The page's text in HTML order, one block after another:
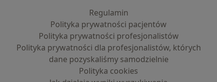
Regulamin
Polityka prywatności pacjentów
Polityka prywatności profesjonalistów
Polityka prywatności dla profesjonalistów, których
dane pozyskaliśmy samodzielnie
Polityka cookies